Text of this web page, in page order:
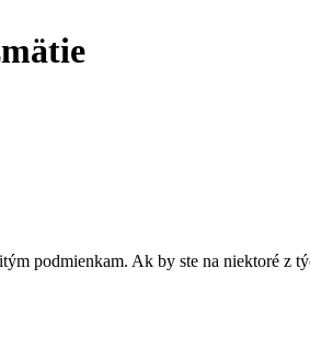
podmienkam. Ak by ste na niektoré